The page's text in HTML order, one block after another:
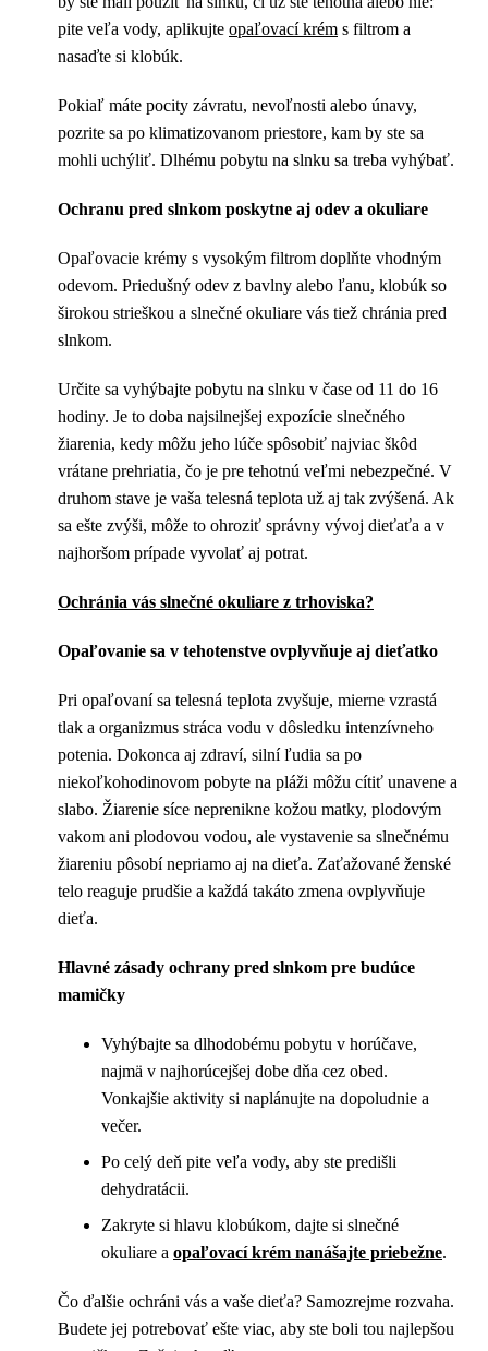
pite veľa vody, aplikujte opaľovací krém s filtrom a
nasaďte si klobúk.
Pokiaľ máte pocity závratu, nevoľnosti alebo únavy,
pozrite sa po klimatizovanom priestore, kam by ste sa
mohli uchýliť. Dlhému pobytu na slnku sa treba vyhýbať.
Ochranu pred slnkom poskytne aj odev a okuliare
Opaľovacie krémy s vysokým filtrom doplňte vhodným
odevom. Priedušný odev z bavlny alebo ľanu, klobúk so
širokou strieškou a slnečné okuliare vás tiež chránia pred
slnkom.
Určite sa vyhýbajte pobytu na slnku v čase od 11 do 16
hodiny. Je to doba najsilnejšej expozície slnečného
žiarenia, kedy môžu jeho lúče spôsobiť najviac škôd
vrátane prehriatia, čo je pre tehotnú veľmi nebezpečné. V
druhom stave je vaša telesná teplota už aj tak zvýšená. Ak
sa ešte zvýši, môže to ohroziť správny vývoj dieťaťa a v
najhoršom prípade vyvolať aj potrat.
Ochránia vás slnečné okuliare z trhoviska?
Opaľovanie sa v tehotenstve ovplyvňuje aj dieťatko
Pri opaľovaní sa telesná teplota zvyšuje, mierne vzrastá
tlak a organizmus stráca vodu v dôsledku intenzívneho
potenia. Dokonca aj zdraví, silní ľudia sa po
niekoľkohodinovom pobyte na pláži môžu cítiť unavene a
slabo. Žiarenie síce neprenikne kožou matky, plodovým
vakom ani plodovou vodou, ale vystavenie sa slnečnému
žiareniu pôsobí nepriamo aj na dieťa. Zaťažované ženské
telo reaguje prudšie a každá takáto zmena ovplyvňuje
dieťa.
Hlavné zásady ochrany pred slnkom pre budúce
mamičky
Vyhýbajte sa dlhodobému pobytu v horúčave,
najmä v najhorúcejšej dobe dňa cez obed.
Vonkajšie aktivity si naplánujte na dopoludnie a
večer.
Po celý deň pite veľa vody, aby ste predišli
dehydratácii.
Zakryte si hlavu klobúkom, dajte si slnečné
okuliare a opaľovací krém nanášajte priebežne.
Čo ďalšie ochráni vás a vaše dieťa? Samozrejme rozvaha.
Budete jej potrebovať ešte viac, aby ste boli tou najlepšou